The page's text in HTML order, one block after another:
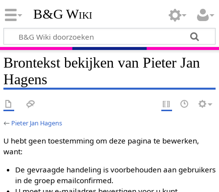
B&G Wiki
Brontekst bekijken van Pieter Jan
Hagens
← Pieter Jan Hagens
U hebt geen toestemming om deze pagina te bewerken,
want:
De gevraagde handeling is voorbehouden aan gebruikers
in de groep emailconfirmed.